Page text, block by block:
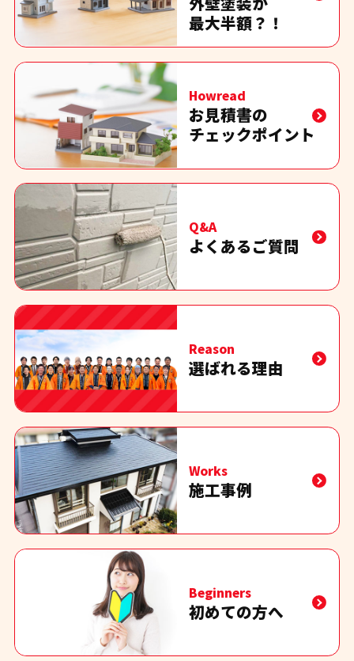
最大半額？！
Howread
お見積書の
チェックポイント
Q&A
よくあるご質問
Reason
選ばれる理由
Works
施工事例
Beginners
初めての方へ